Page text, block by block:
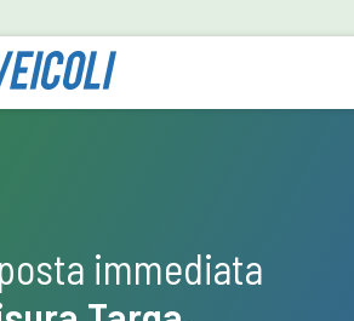
immediata